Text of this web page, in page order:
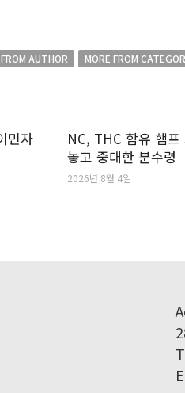
AUTHOR MORE FROM
민자
NC, THC 함유 햄프
놓고 중대한 분수령
2026년 8월 4일